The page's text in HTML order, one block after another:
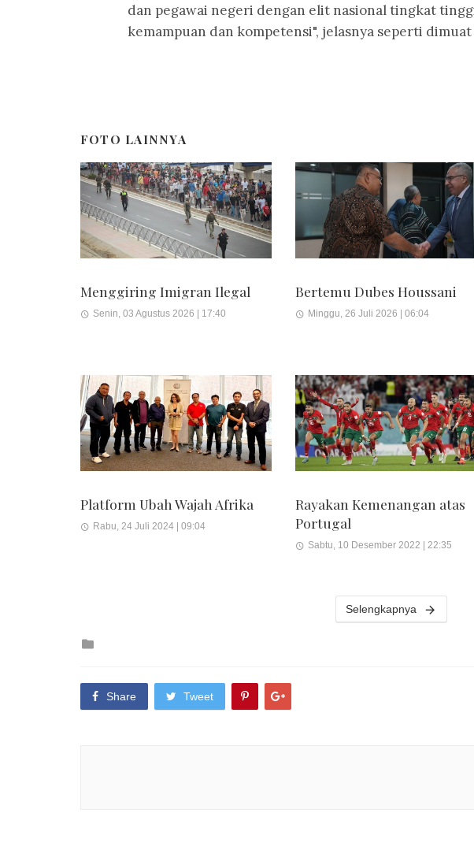
dan pegawai negeri dengan elit nasional tingkat
kemampuan dan kompetensi", jelasnya seperti
FOTO LAINNYA
Menggiring Imigran Ilegal
Senin, 03 Agustus 2026 | 17:40
Bertemu Dubes Houssani
Minggu, 26 Juli 2026 | 06:04
Platform Ubah Wajah Afrika
Rabu, 24 Juli 2024 | 09:04
Rayakan Kemenangan atas
Portugal
Sabtu, 10 Desember 2022 | 22:35
Selengkapnya
Share Tweet